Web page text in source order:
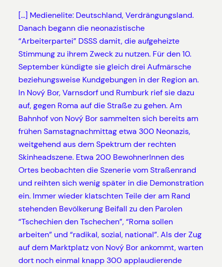
[…] Medienelite: Deutschland, Verdrängungsland.
Danach begann die neonazistische
“Arbeiterpartei” DSSS damit, die aufgeheizte
Stimmung zu ihrem Zweck zu nutzen. Für den 10.
September kündigte sie gleich drei Aufmärsche
beziehungsweise Kundgebungen in der Region an.
In Nový Bor, Varnsdorf und Rumburk rief sie dazu
auf, gegen Roma auf die Straße zu gehen. Am
Bahnhof von Nový Bor sammelten sich bereits am
frühen Samstagnachmittag etwa 300 Neonazis,
weitgehend aus dem Spektrum der rechten
Skinheadszene. Etwa 200 BewohnerInnen des
Ortes beobachten die Szenerie vom Straßenrand
und reihten sich wenig später in die Demonstration
ein. Immer wieder klatschten Teile der am Rand
stehenden Bevölkerung Beifall zu den Parolen
“Tschechien den Tschechen”, “Roma sollen
arbeiten” und “radikal, sozial, national”. Als der Zug
auf dem Marktplatz von Nový Bor ankommt, warten
dort noch einmal knapp 300 applaudierende